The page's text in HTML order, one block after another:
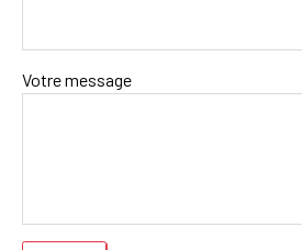
Votre message